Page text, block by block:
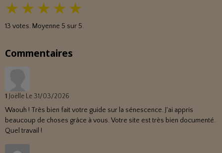
★ ★ ★ ★ ★
13 votes. Moyenne 5 sur 5.
Commentaires
1 Joëlle Le 31/03/2026
Waouh ! Très bien fait votre guide sur la sénescence. J'ai appris
beaucoup de choses grâce à vous. Votre site est très bien documenté.
Quel travail !